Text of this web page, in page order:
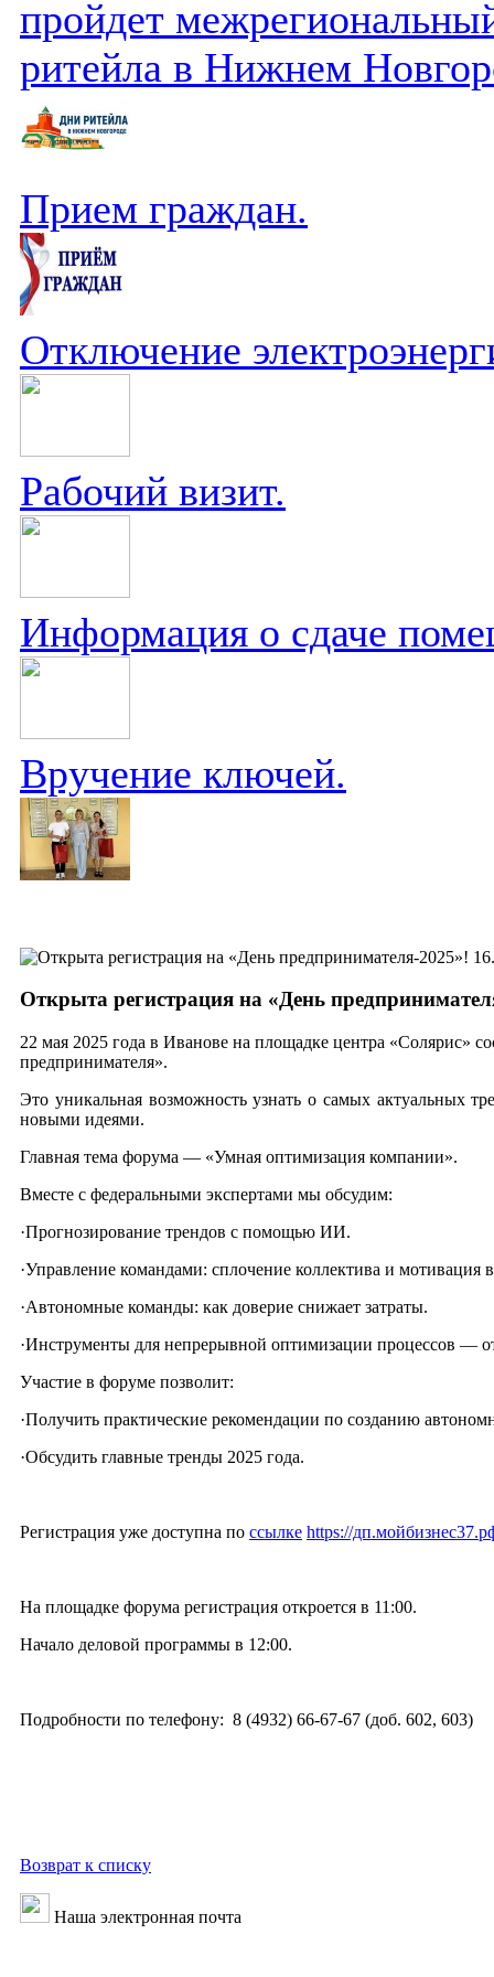
пройдет
ритейла в Нижнем
Прием граждан.
Отключение
Рабочий визит.
Информация о сдаче
Вручение ключей.
Открыта регистрация на «День
22 мая 2025 года в Иванове на площадке центра «Солярис»
предпринимателя».
Это уникальная возможность узнать о самых актуальных
новыми идеями.
Главная тема форума — «Умная оптимизация компании».
Вместе с федеральными экспертами мы обсудим:
·Прогнозирование трендов с помощью ИИ.
·Управление командами: сплочение коллектива и мотивация
·Автономные команды: как доверие снижает затраты.
·Инструменты для непрерывной оптимизации процессов —
Участие в форуме позволит:
·Получить практические рекомендации по созданию
·Обсудить главные тренды 2025 года.
Регистрация уже доступна по ссылке https://
На площадке форума регистрация откроется в 11:00.
Начало деловой программы в 12:00.
Подробности по телефону: 8 (4932) 66-67-67 (доб. 602, 603)
Возврат к списку
Наша электронная почта